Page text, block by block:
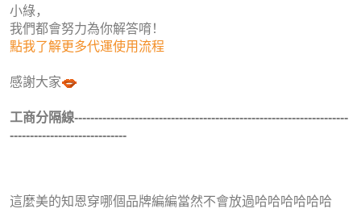
小綠，
我們都會努力為你解答唷！
點我了解更多代運使用流程
感謝大家
工商分隔線--------------------------------------------------------------------
-----------------------------
這麼美的知恩穿哪個品牌編編當然不會放過哈哈哈哈哈哈